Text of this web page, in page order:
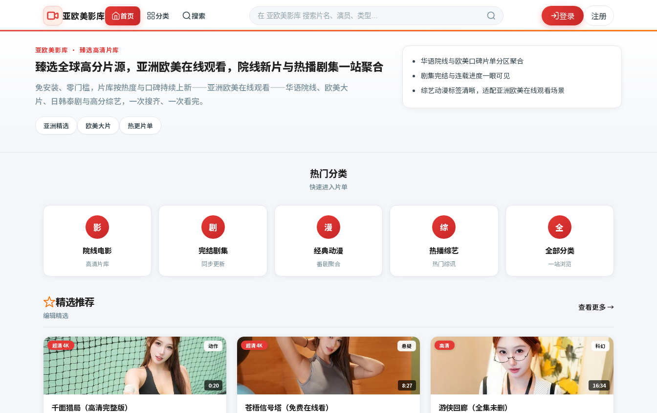
亚欧美影库 首页 分类 搜索 登录 注册
亚欧美影库 · 臻选高清片库
臻选全球高分片源，亚洲欧美在线观看，院线新片与热播剧集一站聚合
免安装、零门槛，片库按热度与口碑持续上新——亚洲欧美在线观看——华语院线、欧美大
片、日韩泰剧与高分综艺，一次搜齐、一次看完。
亚洲精选 欧美大片 热更片单
华语院线与欧美口碑片单分区聚合
剧集完结与连载进度一眼可见
综艺动漫标签清晰，适配亚洲欧美在线观看场景
热门分类
快速进入片单
影
院线电影
高清片库
剧
完结剧集
同步更新
漫
经典动漫
番剧聚合
综
热播综艺
热门综讯
全
全部分类
一站浏览
精选推荐
编辑精选
查看更多 →
超清4K 动作
0:20
千面猎局（高清完整版）
超清4K 悬疑
8:27
苍梧信号塔（免费在线看）
高清 科幻
16:34
游侠回廊（全集未删）